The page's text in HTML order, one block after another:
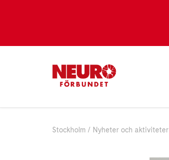
Stockholm Nyheter och aktiviteter